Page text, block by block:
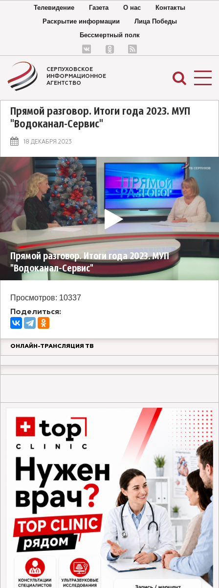
Телевидение Газета О нас
Контакты
Раскрытие информации
Лица Победы
Бессмертный полк
СЕРПУХОВСКОЕ
ИНФОРМАЦИОННОЕ
АГЕНТСТВО
Прямой разговор. Итоги года 2023. МУП
"Водоканал-Сервис"
18 ДЕКАБРЯ 2023
Прямой разговор. Итоги года 2023. МУП
"Водоканал-Сервис"
Просмотров: 10337
Поделиться:
ОНЛАЙН-ТРАНСЛЯЦИЯ ТВ